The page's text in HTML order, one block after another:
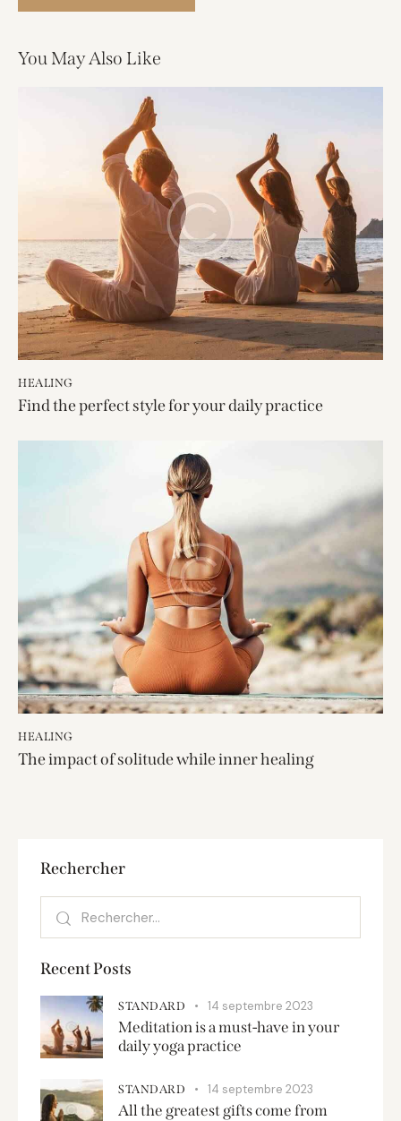
You May Also Like
HEALING
Find the perfect style for your daily practice
HEALING
The impact of solitude while inner healing
Rechercher
Recent Posts
STANDARD 14 septembre 2023
Meditation is a must-have in your
daily yoga practice
STANDARD 14 septembre 2023
All the greatest gifts come from